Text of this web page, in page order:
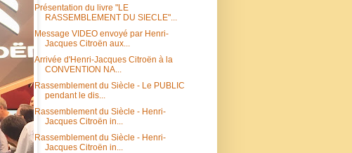
Présentation du livre "LE
RASSEMBLEMENT DU SIECLE"...
Message VIDEO envoyé par Henri-
Jacques Citroën aux...
Arrivée d'Henri-Jacques Citroën à la
CONVENTION NA...
Rassemblement du Siècle - Le PUBLIC
pendant le dis...
Rassemblement du Siècle - Henri-
Jacques Citroën in...
Rassemblement du Siècle - Henri-
Jacques Citroën in...